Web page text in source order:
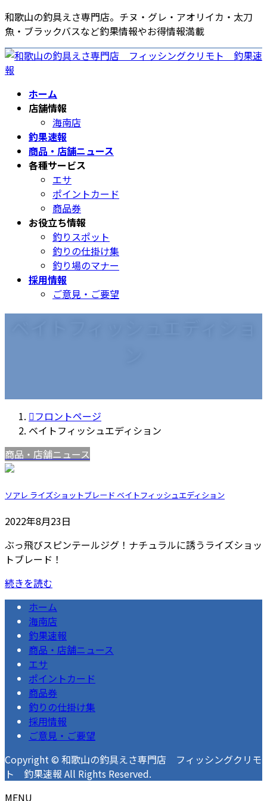
コ
ン
テ
ン
ツ
ナ
ビ
ゲ
ー
シ
和歌山の釣具えさ専門店。チヌ・グレ・アオリイカ・太刀
魚・ブラックバスなど釣果情報やお得情報満載
ホーム
店舗情報
海南店
釣果速報
商品・店舗ニュース
各種サービス
エサ
ポイントカード
商品券
お役立ち情報
釣りスポット
釣りの仕掛け集
釣り場のマナー
採用情報
ご意見・ご要望
フロントページ
ベイトフィッシュエディション
商品・店舗ニュース
ソアレ ライズショットブレード ベイトフィッシュエディション
2022年8月23日
ぶっ飛びスピンテールジグ！ナチュラルに誘うライズショッ
トブレード！
続きを読む
ホーム
海南店
釣果速報
商品・店舗ニュース
エサ
ポイントカード
商品券
釣りの仕掛け集
採用情報
ご意見・ご要望
Copyright © 和歌山の釣具えさ専門店 フィッシングクリモ
ト 釣果速報 All Rights Reserved.
MENU